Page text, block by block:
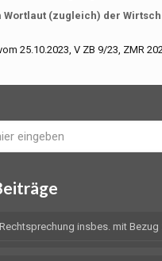
Wortlaut (zugleich) der
25.10.2023, V ZB 9/23, ZMR
insbes. mit Bezug